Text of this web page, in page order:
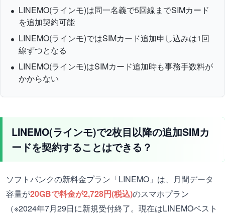
LINEMO(ラインモ)は同一名義で5回線までSIMカード
を追加契約可能
LINEMO(ラインモ)ではSIMカード追加申し込みは1回
線ずつとなる
LINEMO(ラインモ)はSIMカード追加時も事務手数料が
かからない
LINEMO(ラインモ)で2枚目以降の追加SIMカ
ードを契約することはできる？
ソフトバンクの新料金プラン「LINEMO」は、月間データ
容量が20GBで料金が2,728円(税込)のスマホプラン
（※2024年7月29日に新規受付終了。現在はLINEMOベスト